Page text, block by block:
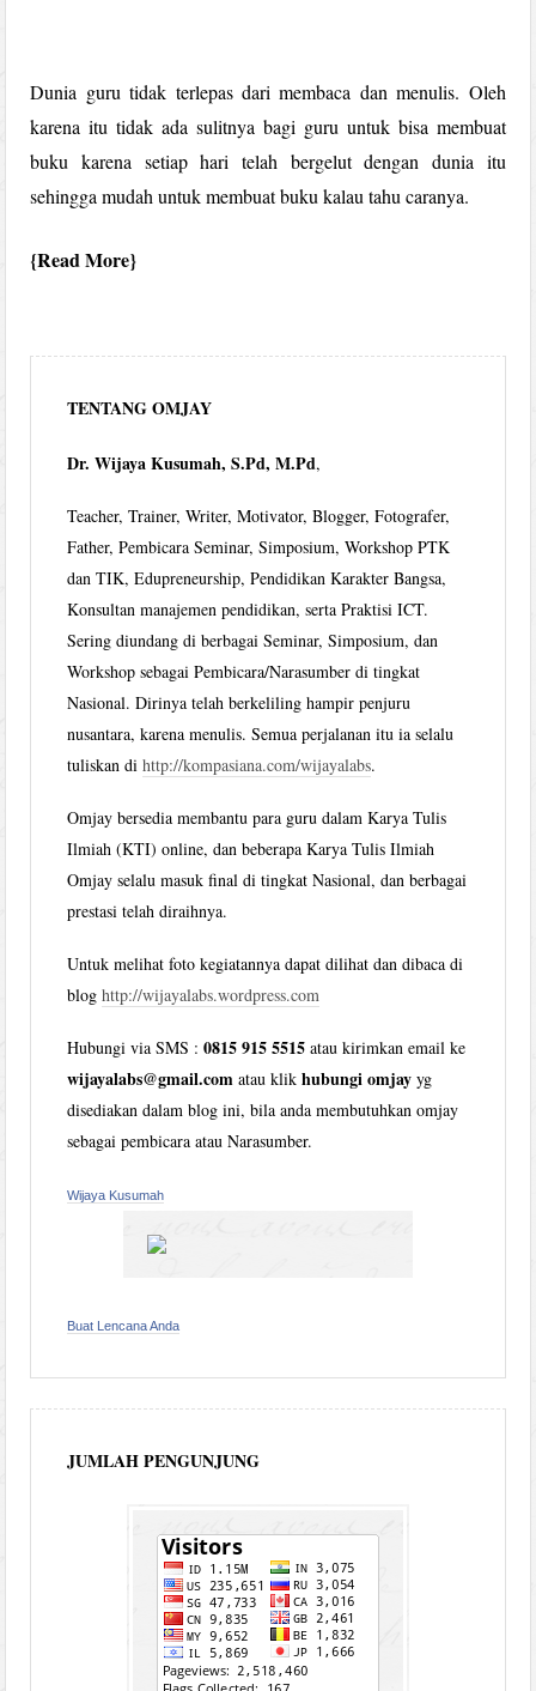
Dunia guru tidak terlepas dari membaca dan menulis. Oleh
karena itu tidak ada sulitnya bagi guru untuk bisa membuat
buku karena setiap hari telah bergelut dengan dunia itu
sehingga mudah untuk membuat buku kalau tahu caranya.
Read More
TENTANG OMJAY
Dr. Wijaya Kusumah, S.Pd, M.Pd,
Teacher, Trainer, Writer, Motivator, Blogger, Fotografer,
Father, Pembicara Seminar, Simposium, Workshop PTK
dan TIK, Edupreneurship, Pendidikan Karakter Bangsa,
Konsultan manajemen pendidikan, serta Praktisi ICT.
Sering diundang di berbagai Seminar, Simposium, dan
Workshop sebagai Pembicara/Narasumber di tingkat
Nasional. Dirinya telah berkeliling hampir penjuru
nusantara, karena menulis. Semua perjalanan itu ia selalu
tuliskan dihttp://kompasiana.com/wijayalabs.
Omjay bersedia membantu para guru dalam Karya Tulis
Ilmiah (KTI) online, dan beberapa Karya Tulis Ilmiah
Omjay selalu masuk final di tingkat Nasional, dan berbagai
prestasi telah diraihnya.
Untuk melihat foto kegiatannya dapat dilihat dan dibaca di
bloghttp://wijayalabs.wordpress.com
Hubungi via SMS :0815 915 5515 atau kirimkan email ke
wijayalabs@gmail.com atau klikhubungi omjay yg
disediakan dalam blog ini, bila anda membutuhkan omjay
sebagai pembicara atau Narasumber.
Wijaya Kusumah
Buat Lencana Anda
JUMLAH PENGUNJUNG